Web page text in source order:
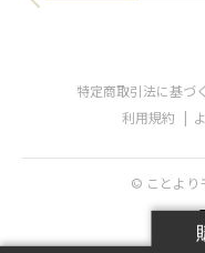
特定商取引法に基づ
利用規約
© ことよ